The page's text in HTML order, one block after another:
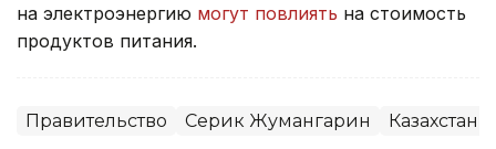
на электроэнергию могут повлиять на стоимость
продуктов питания.
Правительство Серик Жумангарин Казахстан